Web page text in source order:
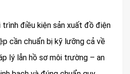
trình điều kiện sản xuất đồ điện
cần chuẩn bị kỹ lưỡng cả về
lý lẫn hồ sơ môi trường – an